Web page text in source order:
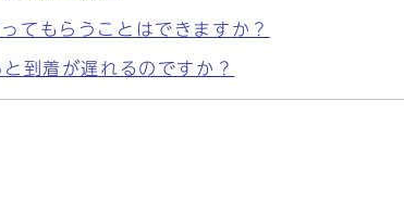
てもらうことはできますか？
到着が遅れるのですか？